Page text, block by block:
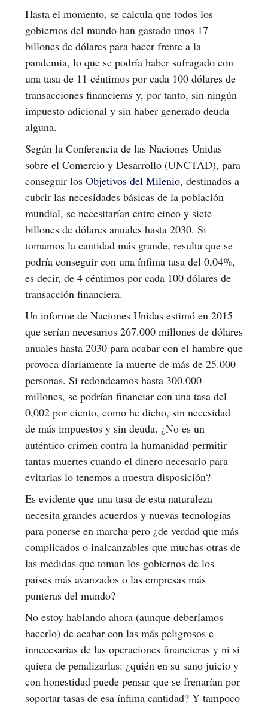
Hasta el momento, se calcula que todos los
gobiernos del mundo han gastado unos 17
billones de dólares para hacer frente a la
pandemia, lo que se podría haber sufragado con
una tasa de 11 céntimos por cada 100 dólares de
transacciones financieras y, por tanto, sin ningún
impuesto adicional y sin haber generado deuda
alguna.
Según la Conferencia de las Naciones Unidas
sobre el Comercio y Desarrollo (UNCTAD), para
conseguir los Objetivos del Milenio, destinados a
cubrir las necesidades básicas de la población
mundial, se necesitarían entre cinco y siete
billones de dólares anuales hasta 2030. Si
tomamos la cantidad más grande, resulta que se
podría conseguir con una ínfima tasa del 0,04%,
es decir, de 4 céntimos por cada 100 dólares de
transacción financiera.
Un informe de Naciones Unidas estimó en 2015
que serían necesarios 267.000 millones de dólares
anuales hasta 2030 para acabar con el hambre que
provoca diariamente la muerte de más de 25.000
personas. Si redondeamos hasta 300.000
millones, se podrían financiar con una tasa del
0,002 por ciento, como he dicho, sin necesidad
de más impuestos y sin deuda. ¿No es un
auténtico crimen contra la humanidad permitir
tantas muertes cuando el dinero necesario para
evitarlas lo tenemos a nuestra disposición?
Es evidente que una tasa de esta naturaleza
necesita grandes acuerdos y nuevas tecnologías
para ponerse en marcha pero ¿de verdad que más
complicados o inalcanzables que muchas otras de
las medidas que toman los gobiernos de los
países más avanzados o las empresas más
punteras del mundo?
No estoy hablando ahora (aunque deberíamos
hacerlo) de acabar con las más peligrosos e
innecesarias de las operaciones financieras y ni si
quiera de penalizarlas: ¿quién en su sano juicio y
con honestidad puede pensar que se frenarían por
soportar tasas de esa ínfima cantidad? Y tampoco